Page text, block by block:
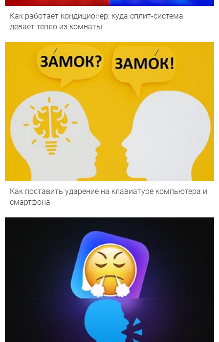
Как работает кондиционер: куда сплит-система
девает тепло из комнаты
Как поставить ударение на клавиатуре компьютера и
смартфона